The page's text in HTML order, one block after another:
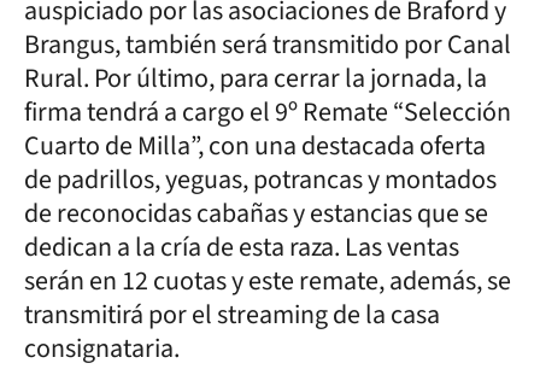
auspiciado por las asociaciones de Braford y
Brangus, también será transmitido por Canal
Rural. Por último, para cerrar la jornada, la
firma tendrá a cargo el 9º Remate “Selección
Cuarto de Milla”, con una destacada oferta
de padrillos, yeguas, potrancas y montados
de reconocidas cabañas y estancias que se
dedican a la cría de esta raza. Las ventas
serán en 12 cuotas y este remate, además, se
transmitirá por el streaming de la casa
consignataria.